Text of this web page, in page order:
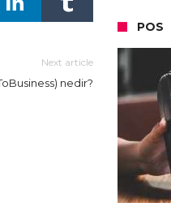
Next article
nedir?
POS